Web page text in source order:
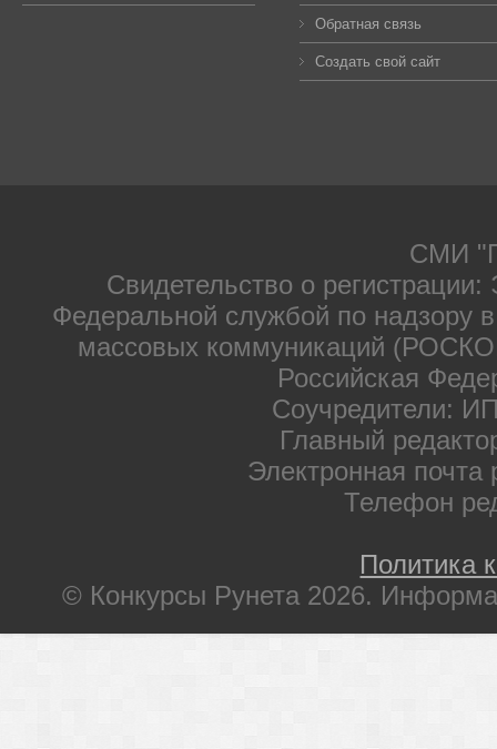
Обратная связь
Создать свой сайт
СМИ
Свидетельство о
Федеральной службой по надзору
массовых коммуникаций
Российская
Соучредители:
Главный
Электронная почта
Телефон
Политика
© Конкурсы Рунета 2026.